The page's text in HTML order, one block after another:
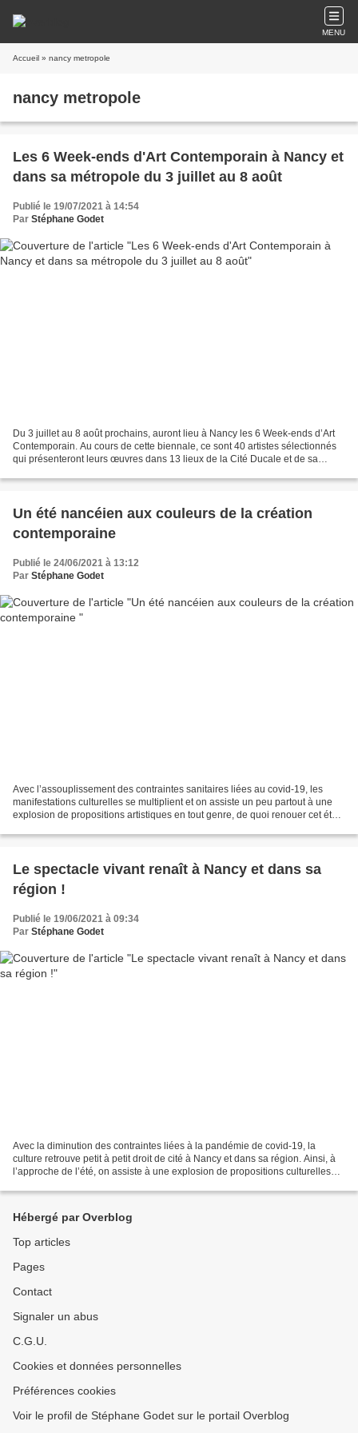
MENU
Accueil » nancy metropole
nancy metropole
Les 6 Week-ends d'Art Contemporain à Nancy et
dans sa métropole du 3 juillet au 8 août
Publié le 19/07/2021 à 14:54
Par Stéphane Godet
Du 3 juillet au 8 août prochains, auront lieu à Nancy les 6 Week-ends d’Art
Contemporain. Au cours de cette biennale, ce sont 40 artistes sélectionnés
qui présenteront leurs œuvres dans 13 lieux de la Cité Ducale et de sa
Un été nancéien aux couleurs de la création
contemporaine
Publié le 24/06/2021 à 13:12
Par Stéphane Godet
Avec l’assouplissement des contraintes sanitaires liées au covid-19, les
manifestations culturelles se multiplient et on assiste un peu partout à une
explosion de propositions artistiques en tout genre, de quoi renouer cet été
Le spectacle vivant renaît à Nancy et dans sa
région !
Publié le 19/06/2021 à 09:34
Par Stéphane Godet
Avec la diminution des contraintes liées à la pandémie de covid-19, la
culture retrouve petit à petit droit de cité à Nancy et dans sa région. Ainsi, à
l’approche de l’été, on assiste à une explosion de propositions culturelles
Hébergé par Overblog
Top articles
Pages
Contact
Signaler un abus
C.G.U.
Cookies et données personnelles
Préférences cookies
Voir le profil de Stéphane Godet sur le portail Overblog